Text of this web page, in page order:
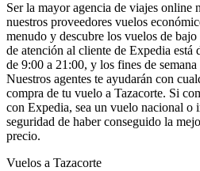
Ser la mayor agencia de viajes online
nuestros proveedores vuelos
menudo y descubre los vuelos de
de atención al cliente de Expedia está
de 9:00 a 21:00, y los fines de
Nuestros agentes te ayudarán con
compra de tu vuelo a Tazacorte. Si
con Expedia, sea un vuelo nacional o
seguridad de haber conseguido la
precio.
Vuelos a Tazacorte